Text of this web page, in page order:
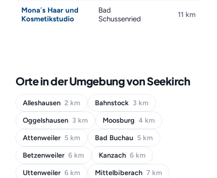
Mona´s Haar und
Kosmetikstudio
Bad
Schussenried
11 km
Orte in der Umgebung von Seekirch
Alleshausen 2 km Bahnstock 3 km
Oggelshausen 3 km Moosburg 4 km
Attenweiler 5 km Bad Buchau 5 km
Betzenweiler 6 km Kanzach 6 km
Uttenweiler 6 km Mittelbiberach 7 km